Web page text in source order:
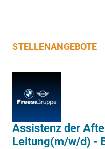
STELLENANGEBOTE
Assistenz der
Leitung(m/w/d) -